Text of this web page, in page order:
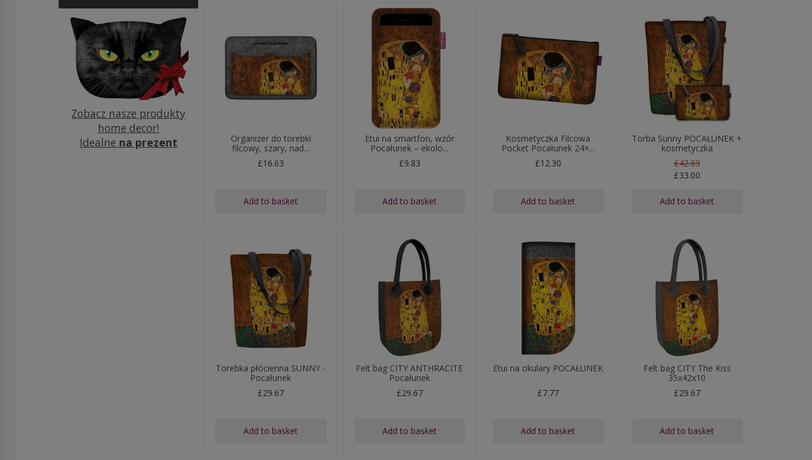
Organizer do torebki
filcowy, szary, nad...
£16.63
Add to basket
Etui na smartfon, wzór
Pocałunek – ekolo...
£9.83
Add to basket
Kosmetyczka Filcowa
Pocket Pocałunek 24×...
£12.30
Add to basket
Torba Sunny POCAŁUNEK +
kosmetyczka
£42.69
£33.00
Add to basket
Torebka płócienna SUNNY -
Pocałunek
£29.67
Add to basket
Felt bag CITY ANTHRACITE
Pocałunek
£29.67
Add to basket
Etui na okulary POCAŁUNEK
£7.77
Add to basket
Felt bag CITY The Kiss
35x42x10
£29.67
Add to basket
Zobacz nasze produkty
home decor!
Idealne na prezent